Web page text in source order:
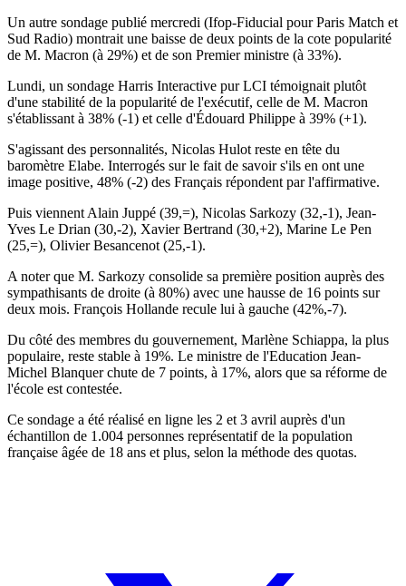
Un autre sondage publié mercredi (Ifop-Fiducial pour Paris Match et
Sud Radio) montrait une baisse de deux points de la cote popularité
de M. Macron (à 29%) et de son Premier ministre (à 33%).
Lundi, un sondage Harris Interactive pur LCI témoignait plutôt
d'une stabilité de la popularité de l'exécutif, celle de M. Macron
s'établissant à 38% (-1) et celle d'Édouard Philippe à 39% (+1).
S'agissant des personnalités, Nicolas Hulot reste en tête du
baromètre Elabe. Interrogés sur le fait de savoir s'ils en ont une
image positive, 48% (-2) des Français répondent par l'affirmative.
Puis viennent Alain Juppé (39,=), Nicolas Sarkozy (32,-1), Jean-
Yves Le Drian (30,-2), Xavier Bertrand (30,+2), Marine Le Pen
(25,=), Olivier Besancenot (25,-1).
A noter que M. Sarkozy consolide sa première position auprès des
sympathisants de droite (à 80%) avec une hausse de 16 points sur
deux mois. François Hollande recule lui à gauche (42%,-7).
Du côté des membres du gouvernement, Marlène Schiappa, la plus
populaire, reste stable à 19%. Le ministre de l'Education Jean-
Michel Blanquer chute de 7 points, à 17%, alors que sa réforme de
l'école est contestée.
Ce sondage a été réalisé en ligne les 2 et 3 avril auprès d'un
échantillon de 1.004 personnes représentatif de la population
française âgée de 18 ans et plus, selon la méthode des quotas.